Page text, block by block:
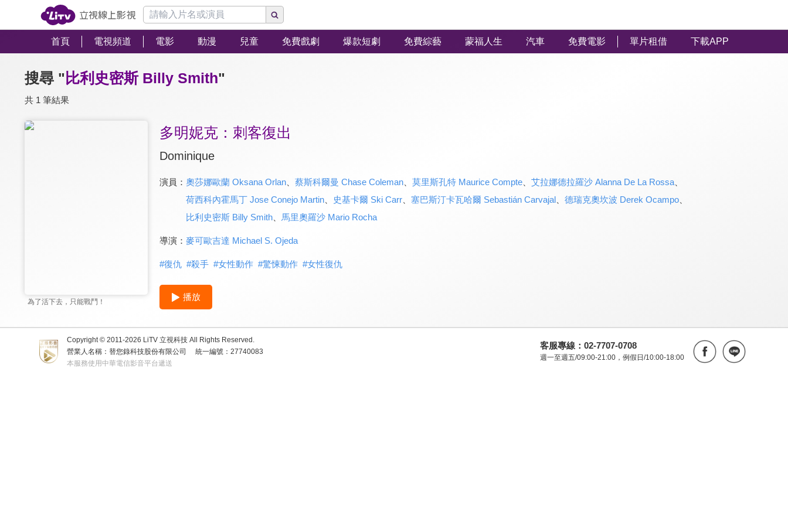
首頁 電視頻道 電影 動漫 兒童 免費戲劇 爆款短劇 免費綜藝 蒙福人生 汽車 免費電影 單片租借 下載APP
搜尋 " 比利史密斯 Billy Smith"
共 1 筆結果
為了活下去，只能戰鬥！
多明妮克：刺客復出
Dominique
演員： 奧莎娜歐蘭 Oksana Orlan、 蔡斯科爾曼 Chase Coleman、 莫里斯孔特 Maurice Compte、 艾拉娜德拉羅沙 Alanna De La Rossa、
荷西科內霍馬丁 Jose Conejo Martin、 史基卡爾 Ski Carr、 塞巴斯汀卡瓦哈爾 Sebastián Carvajal、 德瑞克奧坎波 Derek Ocampo、
比利史密斯 Billy Smith、 馬里奧羅沙 Mario Rocha
導演： 麥可歐吉達 Michael S. Ojeda
#復仇 #殺手 #女性動作 #驚悚動作 #女性復仇
播放
Copyright © 2011-2026 LiTV 立視科技 All Rights Reserved.
營業人名稱：替您錄科技股份有限公司
統一編號：27740083
本服務使用中華電信影音平台遞送
客服專線：02-7707-0708
週一至週五/09:00-21:00，例假日/10:00-18:00